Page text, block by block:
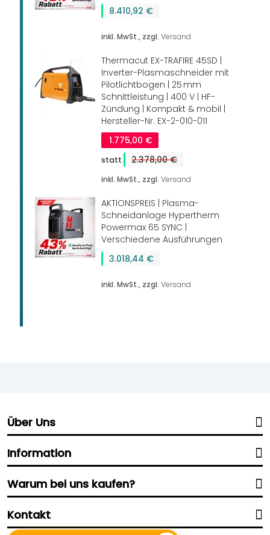
8.410,92 €
inkl. MwSt., zzgl.Versand
Thermacut EX-TRAFIRE 45SD |
Inverter-Plasmaschneider mit
Pilotlichtbogen | 25 mm
Schnittleistung | 400 V | HF-
Zündung | Kompakt & mobil |
Hersteller-Nr. EX-2-010-011
1.775,00 €
2.378,00 €
inkl. MwSt., zzgl.Versand
AKTIONSPREIS | Plasma-
Schneidanlage Hypertherm
Powermax 65 SYNC |
Verschiedene Ausführungen
3.018,44 €
inkl. MwSt., zzgl.Versand
Über Uns
Information
Warum bei uns kaufen?
Kontakt